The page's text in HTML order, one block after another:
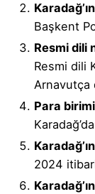
Başkent
Resmi dili
Resmi dili
Arnavutça
Para
2024